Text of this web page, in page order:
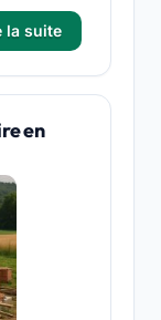
la suite
en